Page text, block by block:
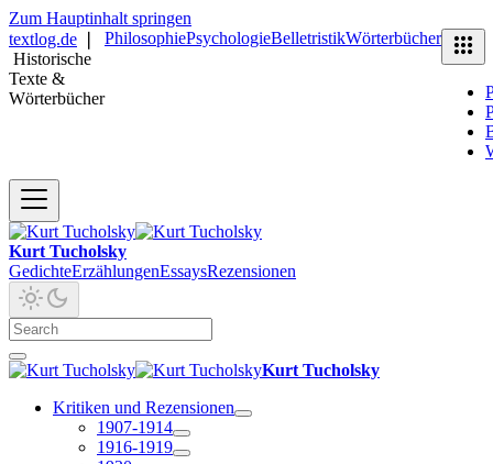
Zum Hauptinhalt springen
textlog.de
Historische
Texte &
Wörterbücher
PhilosophiePsychologieBelletristikWörterbücher
Kurt Tucholsky
GedichteErzählungenEssaysRezensionen
Kurt Tucholsky
Kritiken und Rezensionen
1907-1914
1916-1919